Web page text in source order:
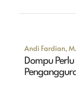
Andi Fardian,
Dompu